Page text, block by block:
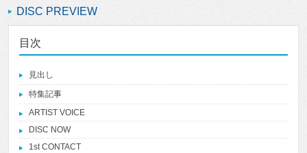
DISC PREVIEW
目次
見出し
特集記事
ARTIST VOICE
DISC NOW
1st CONTACT